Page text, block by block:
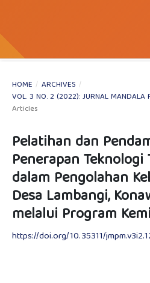
HOME / ARCHIVES /
VOL. 3 NO. 2 (2022): JURNAL MANDALA
Articles
Pelatihan dan
Penerapan Teknologi
dalam Pengolahan
Desa Lambangi,
melalui Program
https://doi.org/10.35311/